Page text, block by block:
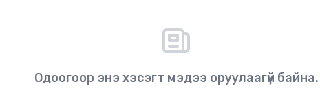
Одоогоор энэ хэсэгт мэдээ оруулаагүй байна.